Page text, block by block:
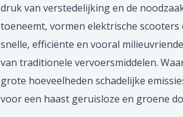
druk van verstedelijking en de
toeneemt, vormen elektrische
snelle, efficiënte en vooral
van traditionele vervoersmiddelen.
grote hoeveelheden schadelijke
voor een haast geruisloze en groene